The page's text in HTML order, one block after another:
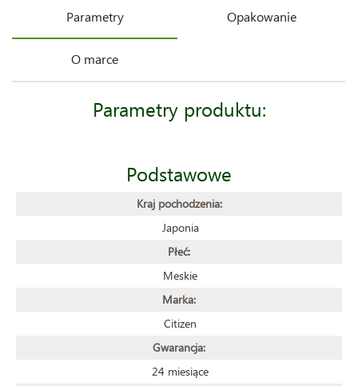
Parametry Opakowanie
O marce
Parametry produktu:
Podstawowe
Kraj pochodzenia:
Japonia
Płeć:
Meskie
Marka:
Citizen
Gwarancja:
24 miesiące